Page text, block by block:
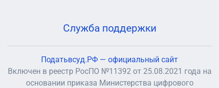
Служба поддержки
Податьвсуд.РФ — официальный сайт
Включен в реестр РосПО №11392 от 25.08.2021 года на
основании приказа Министерства цифрового